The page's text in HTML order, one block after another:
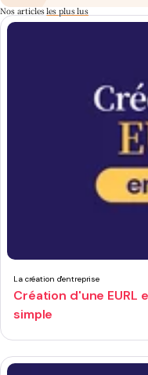
Nos articlesles plus lus
La création d'entreprise
Création d'une EURL
simple